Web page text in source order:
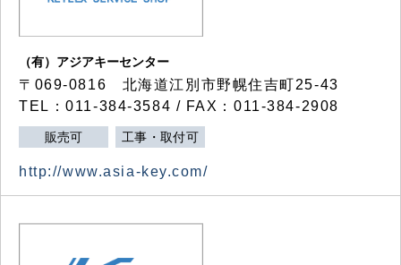
（有）アジアキーセンター
〒069-0816 北海道江別市野幌住吉町25-43
TEL：011-384-3584 / FAX：011-384-2908
販売可 工事・取付可
http://www.asia-key.com/